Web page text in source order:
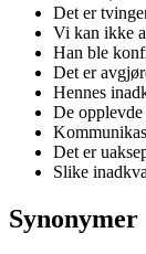
Det er
Vi kan ikke
Han ble
Det er
Hennes
De
Det er
Slike
Synonymer